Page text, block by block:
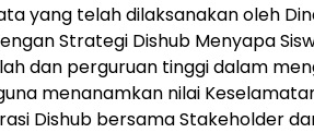
yang telah dilaksanakan oleh
Strategi Dishub Menyapa
dan perguruan tinggi dalam
menanamkan nilai
Dishub bersama Stakeholder